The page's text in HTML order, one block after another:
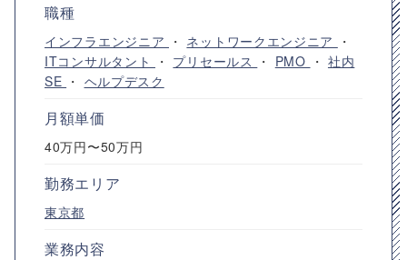
職種
インフラエンジニア ・ ネットワークエンジニア
・
ITコンサルタント
・ プリセールス ・ PMO ・ 社内
SE ・ ヘルプデスク
月額単価
40万円〜50万円
勤務エリア
東京都
業務内容